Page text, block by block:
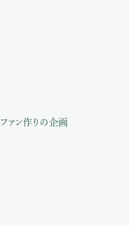
ファン作りの企画